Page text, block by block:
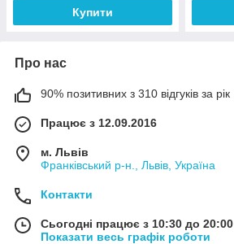
Купити
Про нас
90% позитивних з 310 відгуків за рік
Працює з 12.09.2016
м. Львів
Франківський р-н., Львів, Україна
Контакти
Сьогодні працює з 10:30 до 20:00
Показати весь графік роботи